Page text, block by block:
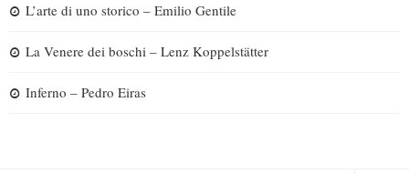
L’arte di uno storico – Emilio Gentile
La Venere dei boschi – Lenz Koppelstätter
Inferno – Pedro Eiras